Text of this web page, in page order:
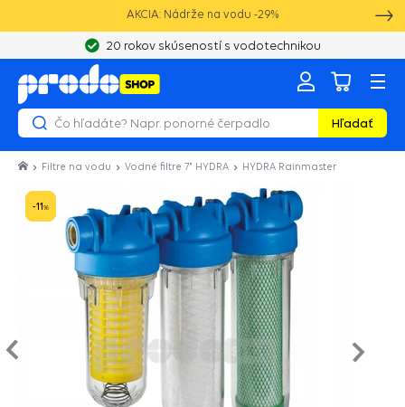
AKCIA: Nádrže na vodu -29%
20 rokov skúseností s vodotechnikou
Hľadať
Filtre na vodu Vodné filtre 7" HYDRA HYDRA Rainmaster
-11%